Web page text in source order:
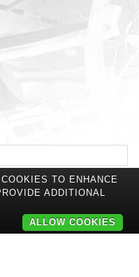
TO ENHANCE
ADDITIONAL
ALLOW COOKIES